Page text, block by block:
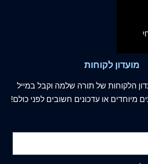
מועדון לקוחות
הלקוחות של תורה שלמה וקבל במייל
מיוחדים או עדכונים חשובים לפני כולם!